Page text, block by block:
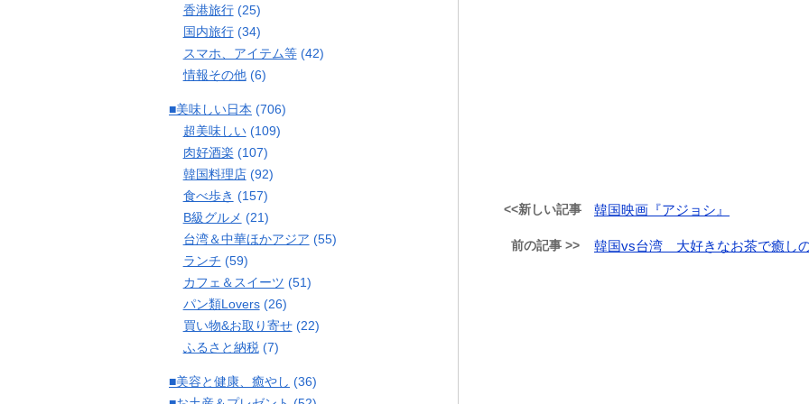
<<新しい記事 韓国映画『アジョシ』
前の記事 >> 韓国vs台湾 大好きなお茶で癒し
香港旅行(25)
国内旅行(34)
スマホ、アイテム等(42)
情報その他(6)
■美味しい日本 (706)
超美味しい(109)
肉好酒楽 (107)
韓国料理店(92)
食べ歩き (157)
B級グルメ (21)
台湾＆中華ほかアジア (55)
ランチ (59)
カフェ＆スイーツ (51)
パン類Lovers(26)
買い物&お取り寄せ(22)
ふるさと納税(7)
■美容と健康、癒やし (36)